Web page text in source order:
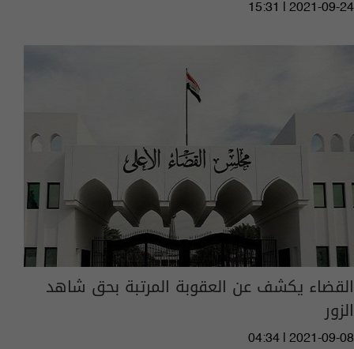
15:31 | 2021-09-24
القضاء يكشف عن العقوبة المرتبة بحق شاهد
الزور
04:34 | 2021-09-08